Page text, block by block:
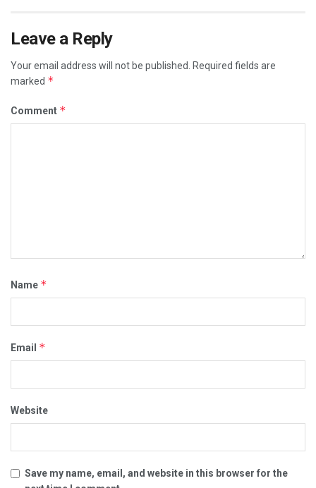
Leave a Reply
Your email address will not be published.
Required fields are
marked *
Comment *
Name *
Email *
Website
Save my name, email, and website in this browser for the